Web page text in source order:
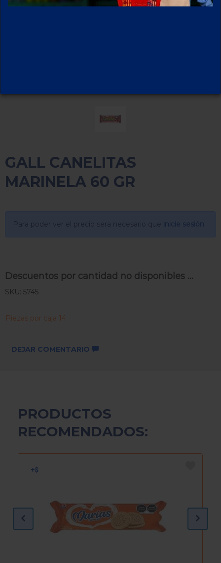
GALL CANELITAS
MARINELA 60 GR
Para poder ver el precio sera necesario que
Descuentos por cantidad no disponibles ...
SKU: 5745
Piezas por caja 14
DEJAR COMENTARIO
PRODUCTOS
RECOMENDADOS: